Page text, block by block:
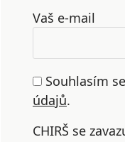
Vaš e-mail
Souhlasím se
údajů.
CHIRŠ se